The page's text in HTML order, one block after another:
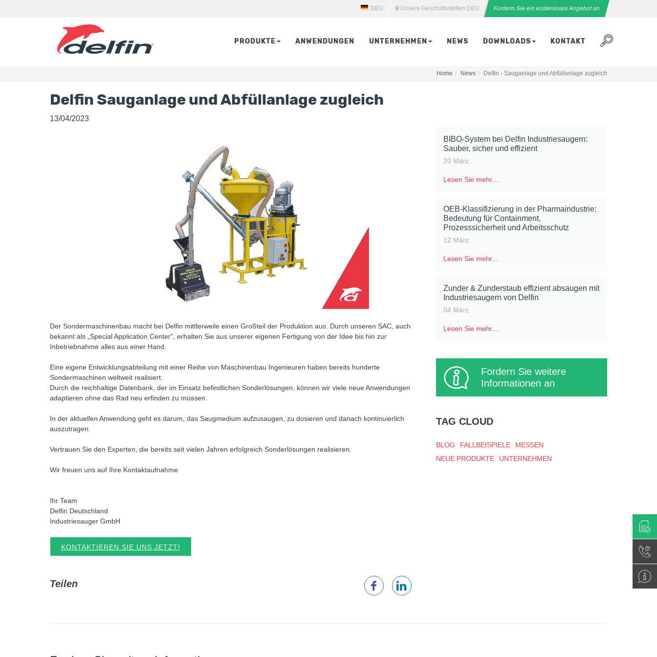
DEU Unsere Geschäftsstellen DEU Fordern Sie ein kostenloses Angebot an
PRODUKTE ANWENDUNGEN UNTERNEHMEN NEWS DOWNLOADS KONTAKT
Home News Delfin - Sauganlage und Abfüllanlage zugleich
Delfin Sauganlage und Abfüllanlage zugleich
13/04/2023
Der Sondermaschinenbau macht bei Delfin mittlerweile einen Großteil der Produktion aus. Durch unseren SAC, auch
bekannt als „Special Application Center“, erhalten Sie aus unserer eigenen Fertigung von der Idee bis hin zur
Inbetriebnahme alles aus einer Hand.
Eine eigene Entwicklungsabteilung mit einer Reihe von Maschinenbau Ingenieuren haben bereits hunderte
Sondermaschinen weltweit realisiert.
Durch die reichhaltige Datenbank, der im Einsatz befindlichen Sonderlösungen, können wir viele neue Anwendungen
adaptieren ohne das Rad neu erfinden zu müssen.
In der aktuellen Anwendung geht es darum, das Saugmedium aufzusaugen, zu dosieren und danach kontinuierlich
auszutragen.
Vertrauen Sie den Experten, die bereits seit vielen Jahren erfolgreich Sonderlösungen realisieren.
Wir freuen uns auf Ihre Kontaktaufnahme
Ihr Team
Delfin Deutschland
Industriesauger GmbH
KONTAKTIEREN SIE UNS JETZT!
Teilen
BIBO-System bei Delfin Industriesaugern:
Sauber, sicher und effizient
20 März
Lesen Sie mehr...
OEB-Klassifizierung in der Pharmaindustrie:
Bedeutung für Containment,
Prozesssicherheit und Arbeitsschutz
12 März
Lesen Sie mehr...
Zunder & Zunderstaub effizient absaugen mit
Industriesaugern von Delfin
04 März
Lesen Sie mehr...
Fordern Sie weitere
Informationen an
TAG CLOUD
BLOG FALLBEISPIELE
MESSEN
NEUE PRODUKTE
UNTERNEHMEN